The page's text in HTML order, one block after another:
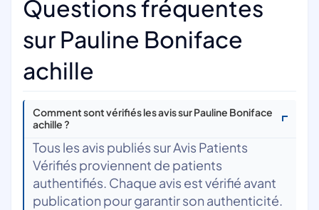
Questions fréquentes
sur Pauline Boniface
achille
Comment sont vérifiés les avis sur Pauline Boniface
achille ?
Tous les avis publiés sur Avis Patients
Vérifiés proviennent de patients
authentifiés. Chaque avis est vérifié avant
publication pour garantir son authenticité.